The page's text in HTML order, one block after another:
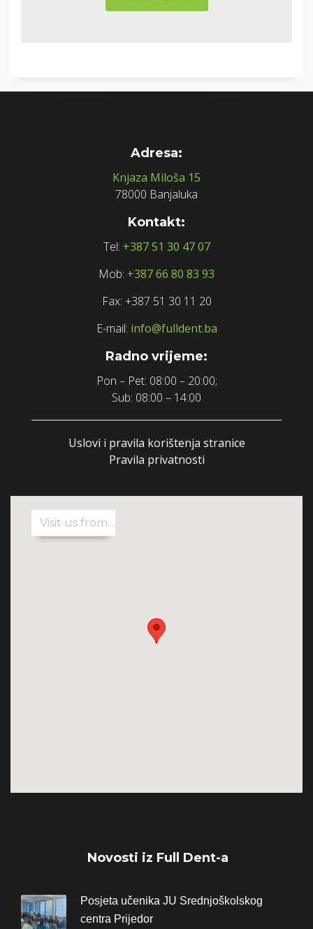
Adresa:
Knjaza Miloša 15
78000 Banjaluka
Kontakt:
Tel: +387 51 30 47 07
Mob: +387 66 80 83 93
Fax: +387 51 30 11 20
E-mail: info@fulldent.ba
Radno vrijeme:
Pon – Pet: 08:00 – 20:00;
Sub: 08:00 – 14:00
Uslovi i pravila korištenja stranice
Pravila privatnosti
Novosti iz Full Dent-a
Posjeta učenika JU Srednjoškolskog
centra Prijedor